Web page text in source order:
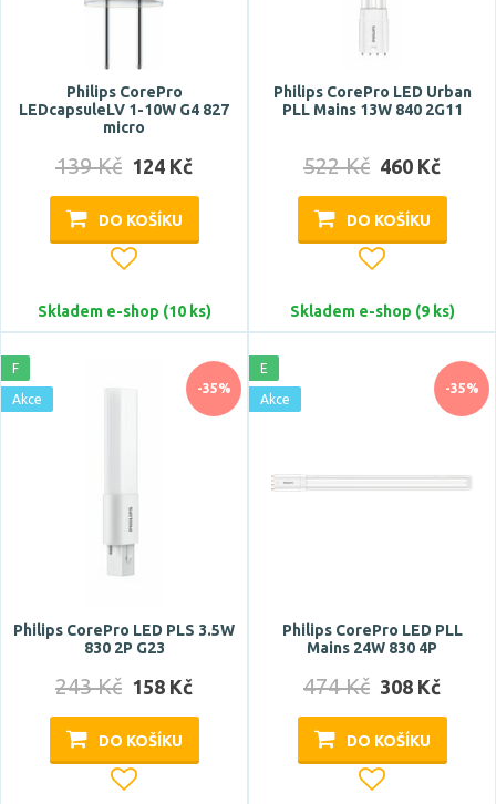
Philips CorePro
LEDcapsuleLV 1-10W G4 827
micro
139 Kč 124 Kč
DO KOŠÍKU
Skladem e-shop (10 ks)
Philips CorePro LED Urban
PLL Mains 13W 840 2G11
522 Kč 460 Kč
DO KOŠÍKU
Skladem e-shop (9 ks)
-35%
F
Akce
Philips CorePro LED PLS 3.5W
830 2P G23
243 Kč 158 Kč
DO KOŠÍKU
-35%
E
Akce
Philips CorePro LED PLL
Mains 24W 830 4P
474 Kč 308 Kč
DO KOŠÍKU